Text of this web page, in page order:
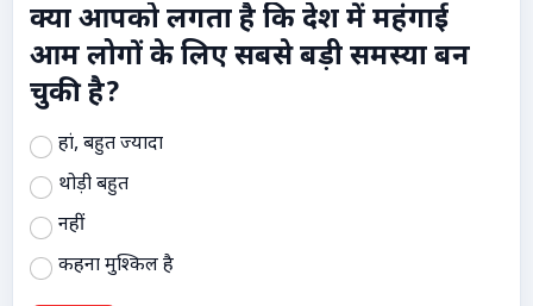
क्या आपको लगता है कि देश में महंगाई
आम लोगों के लिए सबसे बड़ी समस्या बन
चुकी है?
हां, बहुत ज्यादा
थोड़ी बहुत
नहीं
कहना मुश्किल है